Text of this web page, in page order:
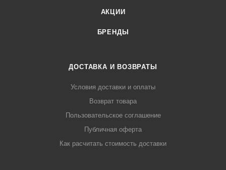
АКЦИИ
БРЕНДЫ
ДОСТАВКА И ВОЗВРАТЫ
Условия доставки и оплаты
Возврат товара
Пользовательское соглашение
Публичная оферта
Как расчитать стоимость доставки